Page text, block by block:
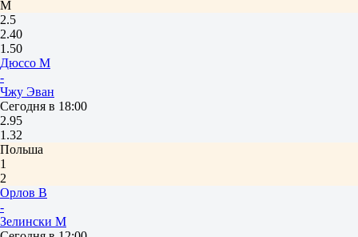
М
2.5
2.40
1.50
Дюссо М
-
Чжу Эван
Сегодня в 18:00
2.95
1.32
Польша
1
2
Орлов В
-
Зелински М